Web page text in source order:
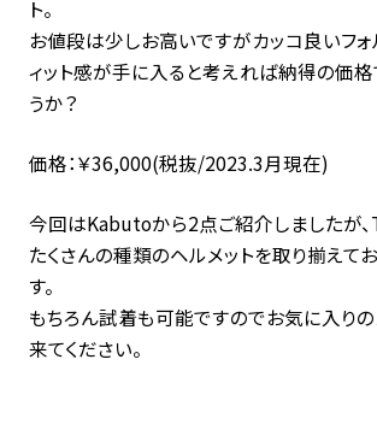
お値段は少しお高いですがカッコ良いフ
ィット感が手に入ると考えれば納得の価
うか？
価格：￥36,000(税抜/2023.3月現在)
今回はKabutoから2点ご紹介しましたが、
たくさんの種類のヘルメットを取り揃えて
す
もちろん試着も可能ですのでお気に入り
来てください。